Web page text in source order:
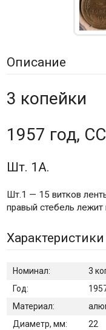
Описание
3 копейки
1957 год,
Шт. 1А.
Шт.1 — 15 витков
правый стебель
Характеристики
Номинал:
3
Год:
Материал:
Диаметр, мм:
22